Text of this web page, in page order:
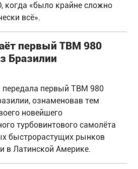
когда «было крайне сложно
всё».
первый TBM 980
Бразилии
первый TBM 980
ознаменовав тем
новейшего
турбовинтового самолёта
быстрорастущих рынков
в Латинской Америке.